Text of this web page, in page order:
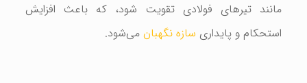
مانند تیرهای فولادی تقویت شود، که باعث افزایش
استحکام و پایداری سازه نگهبانمی‌شود.